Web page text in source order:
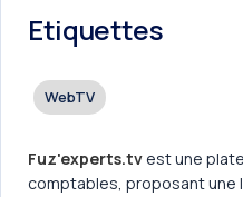
Etiquettes
WebTV
Fuz'experts.tv est une
comptables, proposant une